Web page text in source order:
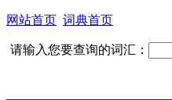
网站首页 词典首页
请输入您要查询的词汇：